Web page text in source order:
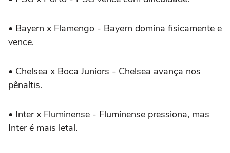
• Bayern x Flamengo - Bayern domina fisicamente e
vence.
• Chelsea x Boca Juniors - Chelsea avança nos
pênaltis.
• Inter x Fluminense - Fluminense pressiona, mas
Inter é mais letal.